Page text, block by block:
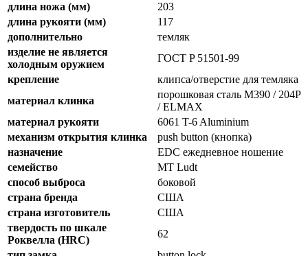
длина ножа (мм)
203
длина рукояти (мм)
117
дополнительно
темляк
изделие не является
холодным оружием
ГОСТ P 51501-99
крепление
клипса/отверстие для темляка
материал клинка
порошковая сталь M390 / 204P
/ ELMAX
материал рукояти
6061 T-6 Aluminium
механизм открытия клинка
push button (кнопка)
назначение
EDC ежедневное ношение
семейство
MT Ludt
способ выброса
боковой
страна бренда
США
страна изготовитель
США
твердость по шкале
Роквелла (HRC)
62